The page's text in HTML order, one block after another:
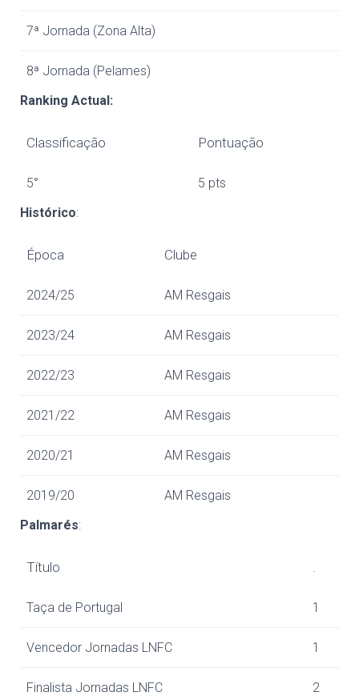
7ª Jornada (Zona Alta)
8ª Jornada (Pelames)
Ranking Actual:
Classificação Pontuação
5°
5 pts
Histórico:
Época Clube
2024/25 AM Resgais
2023/24 AM Resgais
2022/23 AM Resgais
2021/22 AM Resgais
2020/21 AM Resgais
2019/20
AM Resgais
Palmarés:
Título .
Taça de Portugal 1
Vencedor Jornadas LNFC 1
Finalista Jornadas LNFC 2